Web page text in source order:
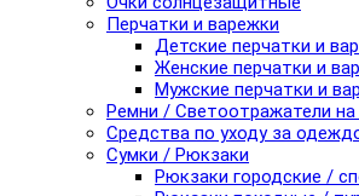
Перчатки и варежки
Детские перчатки и
Женские перчатки и
Мужские перчатки и
Ремни / Светоотражатели
Средства по уходу за
Сумки / Рюкзаки
Рюкзаки городские /